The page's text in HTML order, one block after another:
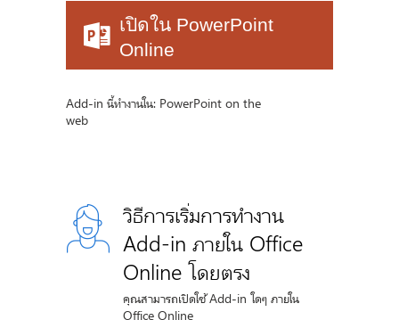
เปิดใน PowerPoint
Online
Add-in นี้ทำงานใน: PowerPoint on the
web
วิธีการเริ่มการทำงาน
Add-in ภายใน Office
Online โดยตรง
คุณสามารถเปิดใช้ Add-in ใดๆ ภายใน
Office Online